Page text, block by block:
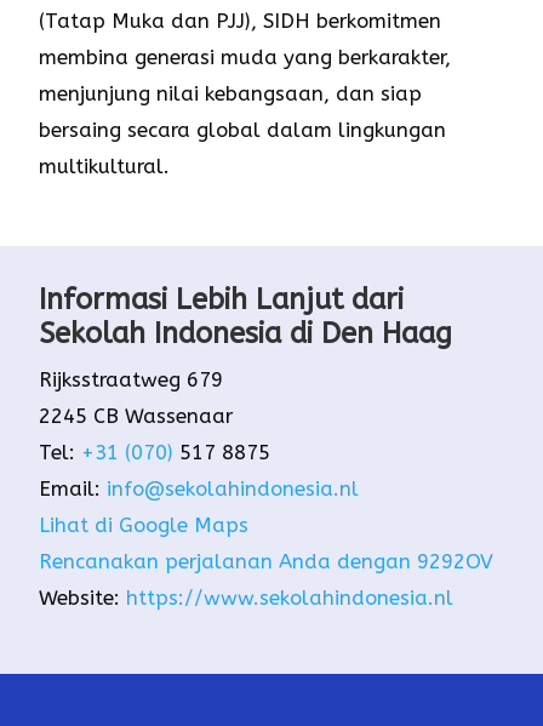
(Tatap Muka dan PJJ), SIDH berkomitmen
membina generasi muda yang berkarakter,
menjunjung nilai kebangsaan, dan siap
bersaing secara global dalam lingkungan
multikultural.
Informasi Lebih Lanjut dari
Sekolah Indonesia di Den Haag
Rijksstraatweg 679
2245 CB Wassenaar
Tel: +31 (070) 517 8875
Email: info@sekolahindonesia.nl
Lihat di Google Maps
Rencanakan perjalanan Anda dengan 9292OV
Website: https://www.sekolahindonesia.nl